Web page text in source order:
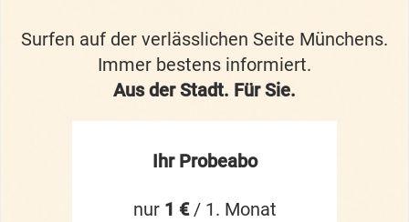
Surfen auf der verlässlichen Seite Münchens.
Immer bestens informiert.
Aus der Stadt. Für Sie.
Ihr Probeabo
nur 1 €/ 1. Monat